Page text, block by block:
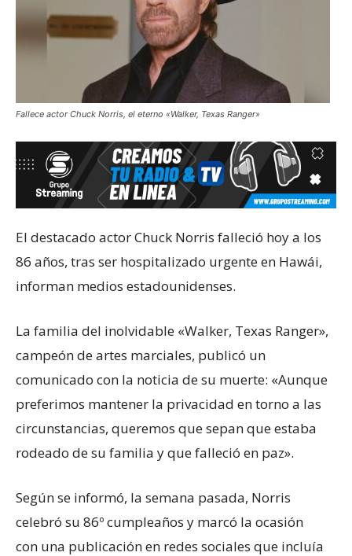
Fallece actor Chuck Norris, el eterno «Walker, Texas Ranger»
El destacado actor Chuck Norris falleció hoy a los
86 años, tras ser hospitalizado urgente en Hawái,
informan medios estadounidenses.
La familia del inolvidable «Walker, Texas Ranger»,
campeón de artes marciales, publicó un
comunicado con la noticia de su muerte: «Aunque
preferimos mantener la privacidad en torno a las
circunstancias, queremos que sepan que estaba
rodeado de su familia y que falleció en paz».
Según se informó, la semana pasada, Norris
celebró su 86º cumpleaños y marcó la ocasión
con una publicación en redes sociales que incluía